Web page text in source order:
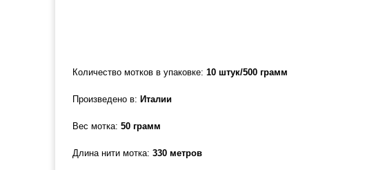
Количество мотков в упаковке: 10 штук/500 грамм
Произведено в: Италии
Вес мотка: 50 грамм
Длина нити мотка: 330 метров